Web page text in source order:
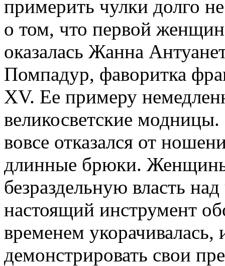
примерить чулки долго
о том, что первой
оказалась Жанна
Помпадур, фаворитка
XV. Ее примеру
великосветские
вовсе отказался от
длинные брюки.
безраздельную власть
настоящий инструмент
временем
демонстрировать свои